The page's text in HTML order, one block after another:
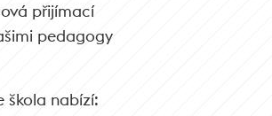
přijímací
pedagogy
škola nabízí: